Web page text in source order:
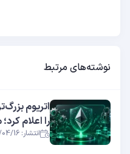
نوشته‌های مرتبط
اتریوم
را اعلام
انتشار: 1405/04/16